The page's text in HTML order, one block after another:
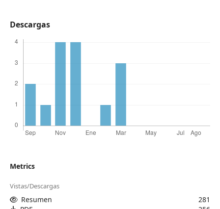
Descargas
Metrics
Vistas/Descargas
Resumen
281